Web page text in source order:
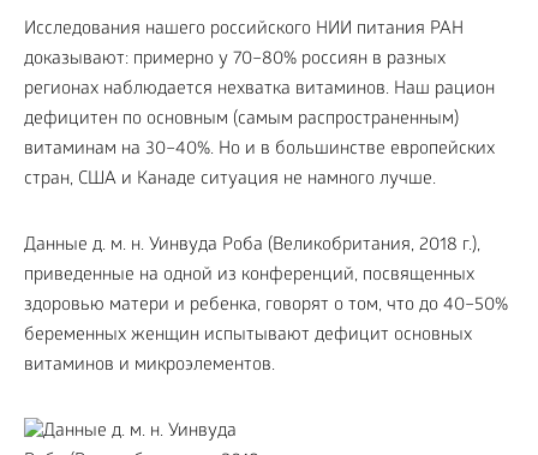
Исследования нашего российского НИИ питания РАН
доказывают: примерно у 70–80% россиян в разных
регионах наблюдается нехватка витаминов. Наш рацион
дефицитен по основным (самым распространенным)
витаминам на 30–40%. Но и в большинстве европейских
стран, США и Канаде ситуация не намного лучше.
Данные д. м. н. Уинвуда Роба (Великобритания, 2018 г.),
приведенные на одной из конференций, посвященных
здоровью матери и ребенка, говорят о том, что до 40–50%
беременных женщин испытывают дефицит основных
витаминов и микроэлементов.